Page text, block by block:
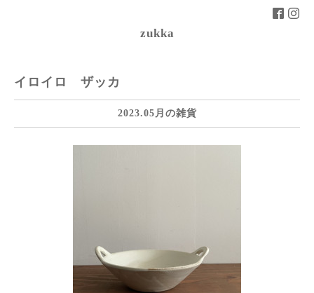
zukka
イロイロ ザッカ
2023.05月の雑貨